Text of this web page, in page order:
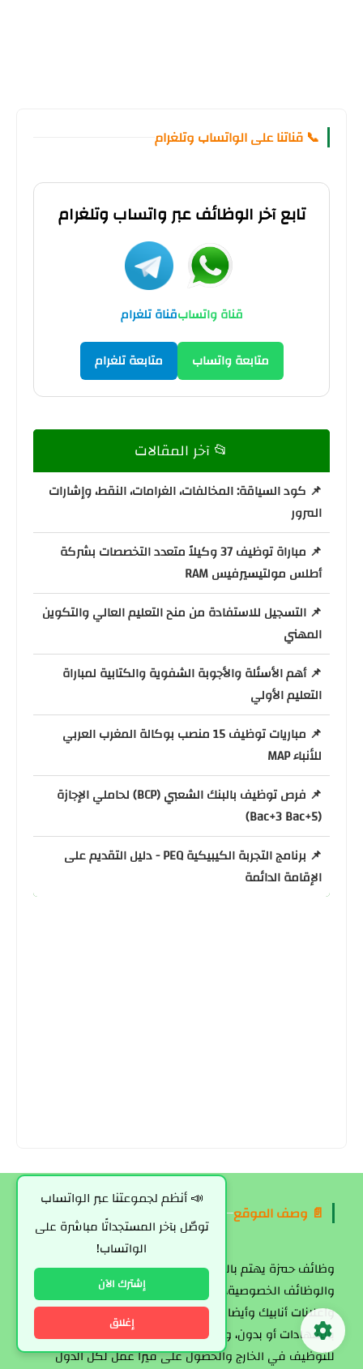
📞 قناتنا على الواتساب وتلغرام
تابع آخر الوظائف عبر واتساب وتلغرام
قناة واتسابقناة تلغرام
متابعة واتساب متابعة تلغرام
📂 آخر المقالات
📌 كود السياقة: المخالفات، الغرامات، النقط، وإشارات
المرور
📌 مباراة توظيف 37 وكيلاً متعدد التخصصات بشركة
أطلس مولتيسيرفيس RAM
📌 التسجيل للاستفادة من منح التعليم العالي والتكوين
المهني
📌 أهم الأسئلة والأجوبة الشفوية والكتابية لمباراة
التعليم الأولي
📌 مباريات توظيف 15 منصب بوكالة المغرب العربي
للأنباء MAP
📌 فرص توظيف بالبنك الشعبي (BCP) لحاملي الإجازة
(Bac+3 Bac+5)
📌 برنامج التجربة الكيبيكية PEQ - دليل التقديم على
الإقامة الدائمة
📄 وصف الموقع
وظائف حمزة يهتم بالوظائف العمومية في المغرب
والوظائف الخصوصية، هنا ستتوصل بمباريات التعليم الأولي
واعلانات أنابيك وأيضا التوظيف في الشركات المغربية
بالشهادات أو بدون، وستجد أيضا في هذا الموقع فرص
للتوظيف في الخارج والحصول على فيزا عمل لكل الدول
📣 أنظم لجموعتنا عبر الواتساب
توصّل بآخر المستجداتًا مباشرة على
الواتساب!
إشترك الآن
إغلاق